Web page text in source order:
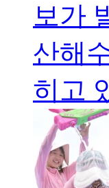
보가
산해
히고